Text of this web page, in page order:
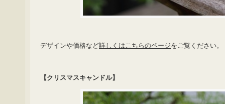
デザインや価格など詳しくはこちらのページをご覧ください。
【クリスマスキャンドル】